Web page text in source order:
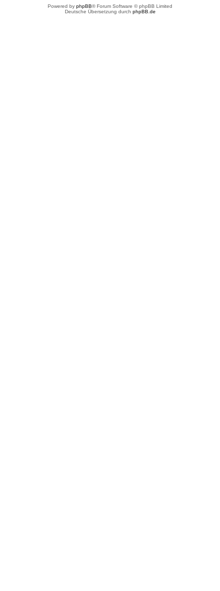
Powered by phpBB® Forum Software © phpBB Limited
Deutsche Übersetzung durch phpBB.de